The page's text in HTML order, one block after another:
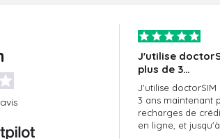
J'utilise
plus de 3…
J'utilise doctorSIM
3 ans maintenant
recharges de
en ligne, et